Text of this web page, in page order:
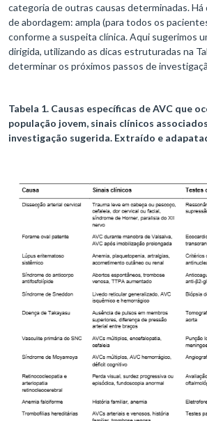
categoria de outras causas determinadas. Há
de abordagem: ampla (para todos os
conforme a suspeita clínica. Aqui sugerimos
dirigida, utilizando as dicas estruturadas na
determinar os próximos passos de
Tabela 1. Causas específicas de AVC que
população jovem, sinais clínicos
investigação sugerida. Extraído e